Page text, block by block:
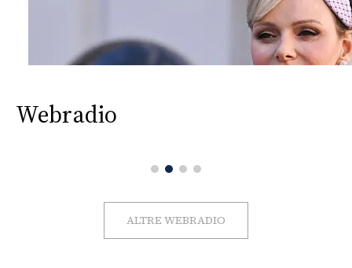
Webradio
ALTRE WEBRADIO